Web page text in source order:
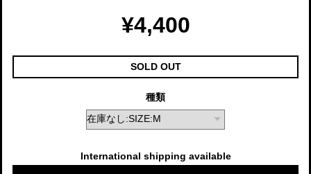
¥4,400
SOLD OUT
種類
International shipping available